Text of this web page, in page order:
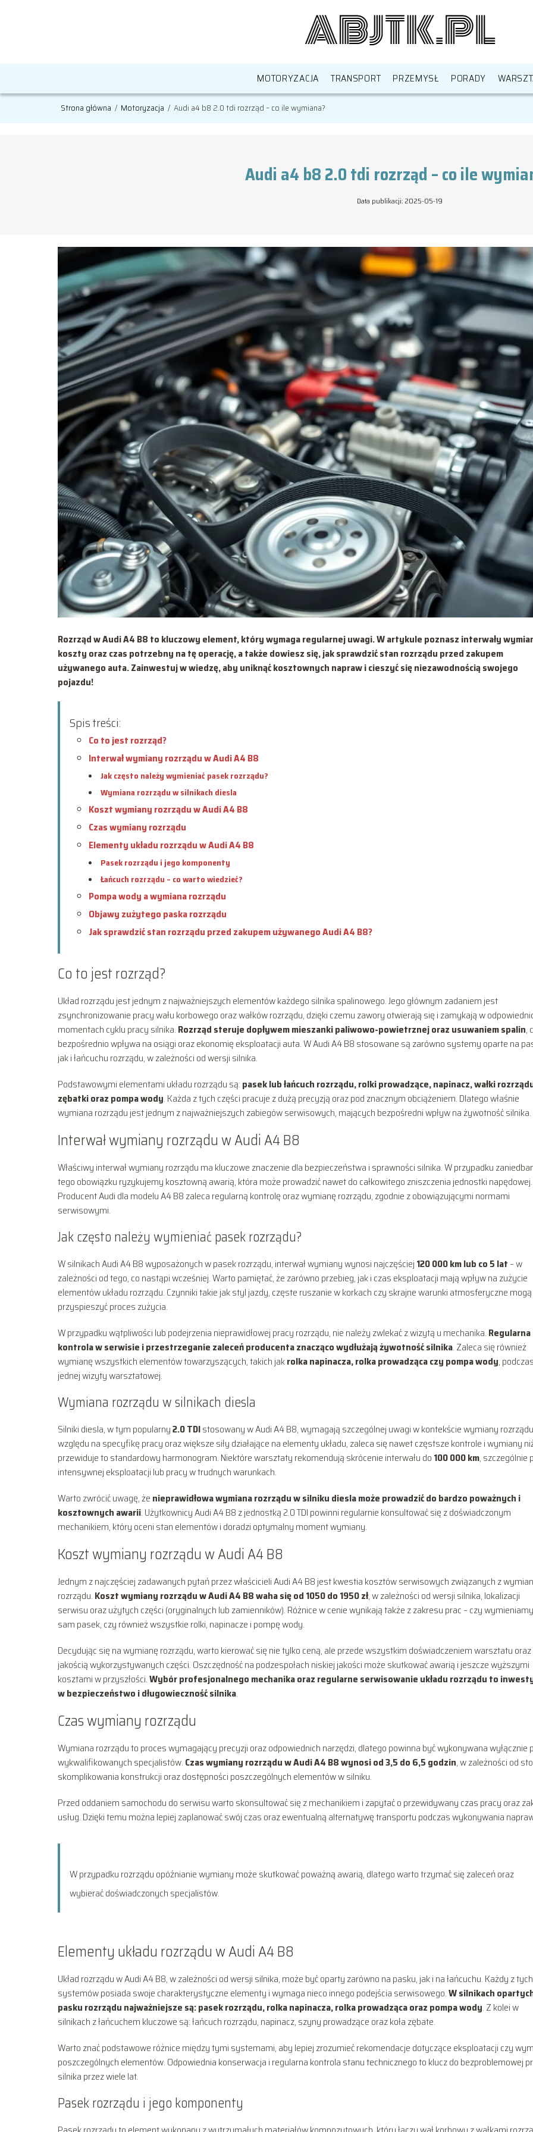
MOTORYZACJA TRANSPORT PRZEMYSŁ PORADY
Strona główna / Motoryzacja / Audi a4 b8 2.0 tdi rozrząd – co ile wymiana?
Audi a4 b8 2.0 tdi rozrząd – co ile
Data publikacji: 2025-05-19
Rozrząd w Audi A4 B8 to kluczowy element, który wymaga regularnej uwagi. W artykule poznasz interwały
koszty oraz czas potrzebny na tę operację, a także dowiesz się, jak sprawdzić stan rozrządu przed zakupem
używanego auta. Zainwestuj w wiedzę, aby uniknąć kosztownych napraw i cieszyć się niezawodnością swojego
pojazdu!
Spis treści:
Co to jest rozrząd?
Interwał wymiany rozrządu w Audi A4 B8
Jak często należy wymieniać pasek rozrządu?
Wymiana rozrządu w silnikach diesla
Koszt wymiany rozrządu w Audi A4 B8
Czas wymiany rozrządu
Elementy układu rozrządu w Audi A4 B8
Pasek rozrządu i jego komponenty
Łańcuch rozrządu – co warto wiedzieć?
Pompa wody a wymiana rozrządu
Objawy zużytego paska rozrządu
Jak sprawdzić stan rozrządu przed zakupem używanego Audi A4 B8?
Co to jest rozrząd?
Układ rozrządu jest jednym z najważniejszych elementów każdego silnika spalinowego. Jego głównym zadaniem jest
zsynchronizowanie pracy wału korbowego oraz wałków rozrządu, dzięki czemu zawory otwierają się i zamykają w
momentach cyklu pracy silnika. Rozrząd steruje dopływem mieszanki paliwowo-powietrznej oraz usuwaniem spalin,
bezpośrednio wpływa na osiągi oraz ekonomię eksploatacji auta. W Audi A4 B8 stosowane są zarówno systemy oparte na
jak i łańcuchu rozrządu, w zależności od wersji silnika.
Podstawowymi elementami układu rozrządu są: pasek lub łańcuch rozrządu, rolki prowadzące, napinacz, wałki
zębatki oraz pompa wody. Każda z tych części pracuje z dużą precyzją oraz pod znacznym obciążeniem. Dlatego właśnie
wymiana rozrządu jest jednym z najważniejszych zabiegów serwisowych, mających bezpośredni wpływ na żywotność silnika.
Interwał wymiany rozrządu w Audi A4 B8
Właściwy interwał wymiany rozrządu ma kluczowe znaczenie dla bezpieczeństwa i sprawności silnika. W przypadku
tego obowiązku ryzykujemy kosztowną awarią, która może prowadzić nawet do całkowitego zniszczenia jednostki napędowej.
Producent Audi dla modelu A4 B8 zaleca regularną kontrolę oraz wymianę rozrządu, zgodnie z obowiązującymi normami
serwisowymi.
Jak często należy wymieniać pasek rozrządu?
W silnikach Audi A4 B8 wyposażonych w pasek rozrządu, interwał wymiany wynosi najczęściej 120 000 km lub co 5 lat – w
zależności od tego, co nastąpi wcześniej. Warto pamiętać, że zarówno przebieg, jak i czas eksploatacji mają wpływ na zużycie
elementów układu rozrządu. Czynniki takie jak styl jazdy, częste ruszanie w korkach czy skrajne warunki atmosferyczne mogą
przyspieszyć proces zużycia.
W przypadku wątpliwości lub podejrzenia nieprawidłowej pracy rozrządu, nie należy zwlekać z wizytą u mechanika. Regularna
kontrola w serwisie i przestrzeganie zaleceń producenta znacząco wydłużają żywotność silnika. Zaleca się również
wymianę wszystkich elementów towarzyszących, takich jakrolka napinacza, rolka prowadząca czy pompa wody, podczas
jednej wizyty warsztatowej.
Wymiana rozrządu w silnikach diesla
Silniki diesla, w tym popularny2.0 TDIstosowany w Audi A4 B8, wymagają szczególnej uwagi w kontekście wymiany
względu na specyfikę pracy oraz większe siły działające na elementy układu, zaleca się nawet częstsze kontrole i wymiany
przewiduje to standardowy harmonogram. Niektóre warsztaty rekomendują skrócenie interwału do 100 000 km, szczególnie
intensywnej eksploatacji lub pracy w trudnych warunkach.
Warto zwrócić uwagę, że nieprawidłowa wymiana rozrządu w silniku diesla może prowadzić do bardzo poważnych i
kosztownych awarii. Użytkownicy Audi A4 B8 z jednostką 2.0 TDI powinni regularnie konsultować się z doświadczonym
mechanikiem, który oceni stan elementów i doradzi optymalny moment wymiany.
Koszt wymiany rozrządu w Audi A4 B8
Jednym z najczęściej zadawanych pytań przez właścicieli Audi A4 B8 jest kwestia kosztów serwisowych związanych z
rozrządu. Koszt wymiany rozrządu w Audi A4 B8 waha się od 1050 do 1950 zł, w zależności od wersji silnika, lokalizacji
serwisu oraz użytych części (oryginalnych lub zamienników). Różnice w cenie wynikają także z zakresu prac – czy wymieniamy
sam pasek, czy również wszystkie rolki, napinacze i pompę wody.
Decydując się na wymianę rozrządu, warto kierować się nie tylko ceną, ale przede wszystkim doświadczeniem warsztatu oraz
jakością wykorzystywanych części. Oszczędność na podzespołach niskiej jakości może skutkować awarią i jeszcze wyższymi
kosztami w przyszłości.Wybór profesjonalnego mechanika oraz regularne serwisowanie układu rozrządu to
w bezpieczeństwo i długowieczność silnika.
Czas wymiany rozrządu
Wymiana rozrządu to proces wymagający precyzji oraz odpowiednich narzędzi, dlatego powinna być wykonywana wyłącznie
wykwalifikowanych specjalistów. Czas wymiany rozrządu w Audi A4 B8 wynosi od 3,5 do 6,5 godzin, w zależności od
skomplikowania konstrukcji oraz dostępności poszczególnych elementów w silniku.
Przed oddaniem samochodu do serwisu warto skonsultować się z mechanikiem i zapytać o przewidywany czas pracy oraz
usług. Dzięki temu można lepiej zaplanować swój czas oraz ewentualną alternatywę transportu podczas wykonywania
W przypadku rozrządu opóźnianie wymiany może skutkować poważną awarią, dlatego warto trzymać się zaleceń oraz
wybierać doświadczonych specjalistów.
Elementy układu rozrządu w Audi A4 B8
Układ rozrządu w Audi A4 B8, w zależności od wersji silnika, może być oparty zarówno na pasku, jak i na łańcuchu. Każdy z tych
systemów posiada swoje charakterystyczne elementy i wymaga nieco innego podejścia serwisowego.W silnikach
pasku rozrządu najważniejsze są: pasek rozrządu, rolka napinacza, rolka prowadząca oraz pompa wody. Z kolei w
silnikach z łańcuchem kluczowe są: łańcuch rozrządu, napinacz, szyny prowadzące oraz koła zębate.
Warto znać podstawowe różnice między tymi systemami, aby lepiej zrozumieć rekomendacje dotyczące eksploatacji czy
poszczególnych elementów. Odpowiednia konserwacja i regularna kontrola stanu technicznego to klucz do bezproblemowej
silnika przez wiele lat.
Pasek rozrządu i jego komponenty